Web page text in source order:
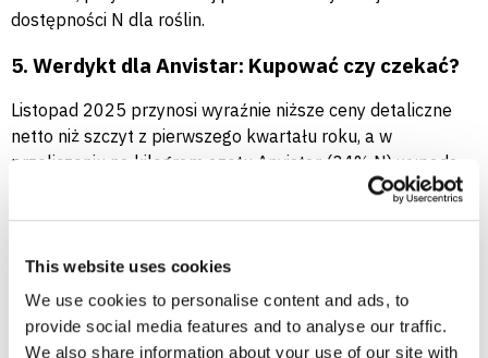
This website uses cookies
We use cookies to personalise content and ads, to
provide social media features and to analyse our traffic.
We also share information about your use of our site with
dostępności N dla roślin.
5. Werdykt dla Anvistar: Kupować czy czekać?
Listopad 2025 przynosi wyraźnie niższe ceny detaliczne
netto niż szczyt z pierwszego kwartału roku, a w
przeliczeniu na kilogram azotu Anvistar (34% N) wypada
bardzo konkurencyjnie wobec mocznika. Trend ostatnich
miesięcy jest spadkowy lub stabilny, bez sygnałów
atrakcyjne poziomy cen. Przy średniej ok. 1520–1530 zł/t
netto i tanich powiatach bytowski, człuchowski, tczewski
warto w listopadzie 2025 zabezpieczać przynajmniej
część potrzeb na Anvistar, szczególnie pod wiosenne